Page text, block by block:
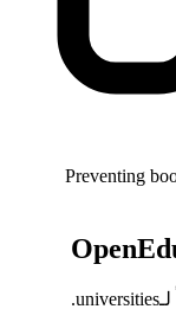
Preventing